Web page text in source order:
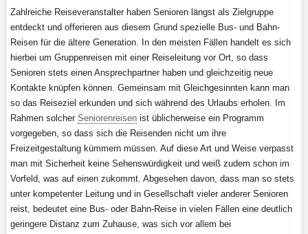
Zahlreiche Reiseveranstalter haben Senioren längst als Zielgruppe
entdeckt und offerieren aus diesem Grund spezielle Bus- und Bahn-
Reisen für die ältere Generation. In den meisten Fällen handelt es sich
hierbei um Gruppenreisen mit einer Reiseleitung vor Ort, so dass
Senioren stets einen Ansprechpartner haben und gleichzeitig neue
Kontakte knüpfen können. Gemeinsam mit Gleichgesinnten kann man
so das Reiseziel erkunden und sich während des Urlaubs erholen. Im
Rahmen solcher Seniorenreisen ist üblicherweise ein Programm
vorgegeben, so dass sich die Reisenden nicht um ihre
Freizeitgestaltung kümmern müssen. Auf diese Art und Weise verpasst
man mit Sicherheit keine Sehenswürdigkeit und weiß zudem schon im
Vorfeld, was auf einen zukommt. Abgesehen davon, dass man so stets
unter kompetenter Leitung und in Gesellschaft vieler anderer Senioren
reist, bedeutet eine Bus- oder Bahn-Reise in vielen Fällen eine deutlich
geringere Distanz zum Zuhause, was sich vor allem bei